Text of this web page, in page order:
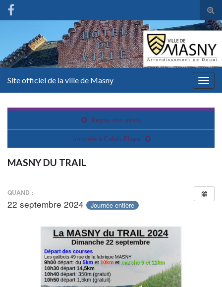
Site officiel de la ville de Masny
Repas des aînés
Journée à Calais Plage
MASNY DU TRAIL
QUAND :
22 septembre 2024 Journée entière